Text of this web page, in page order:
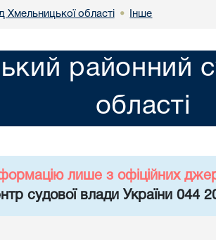
області • Інше
районний
області
лише з офіційних
судової влади України 044